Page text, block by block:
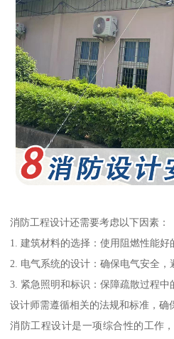
消防工程设计还需要考虑以下因素：
1. 建筑材料的选择：使用阻燃性能好
2. 电气系统的设计：确保电气安全，
3. 紧急照明和标识：保障疏散过程中
设计师需遵循相关的法规和标准，确
消防工程设计是一项综合性的工作